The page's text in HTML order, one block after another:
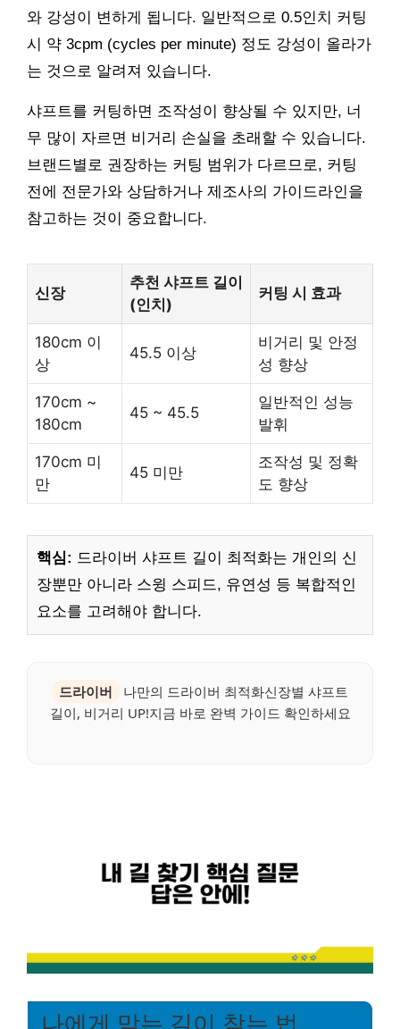
와 강성이 변하게 됩니다. 일반적으로 0.5인치 커팅
시 약 3cpm (cycles per minute) 정도 강성이 올라가
는 것으로 알려져 있습니다.
샤프트를 커팅하면 조작성이 향상될 수 있지만, 너
무 많이 자르면 비거리 손실을 초래할 수 있습니다.
브랜드별로 권장하는 커팅 범위가 다르므로, 커팅
전에 전문가와 상담하거나 제조사의 가이드라인을
참고하는 것이 중요합니다.
신장
추천 샤프트 길이
(인치)
커팅 시 효과
180cm 이
상
45.5 이상
비거리 및 안정
성 향상
170cm ~
180cm
45 ~ 45.5
일반적인 성능
발휘
170cm 미
만
45 미만
조작성 및 정확
도 향상
핵심: 드라이버 샤프트 길이 최적화는 개인의 신
장뿐만 아니라 스윙 스피드, 유연성 등 복합적인
요소를 고려해야 합니다.
드라이버
나만의 드라이버 최적화신장별 샤프트
길이, 비거리 UP!지금 바로 완벽 가이드 확인하세요
나에게 맞는 길이 찾는 법